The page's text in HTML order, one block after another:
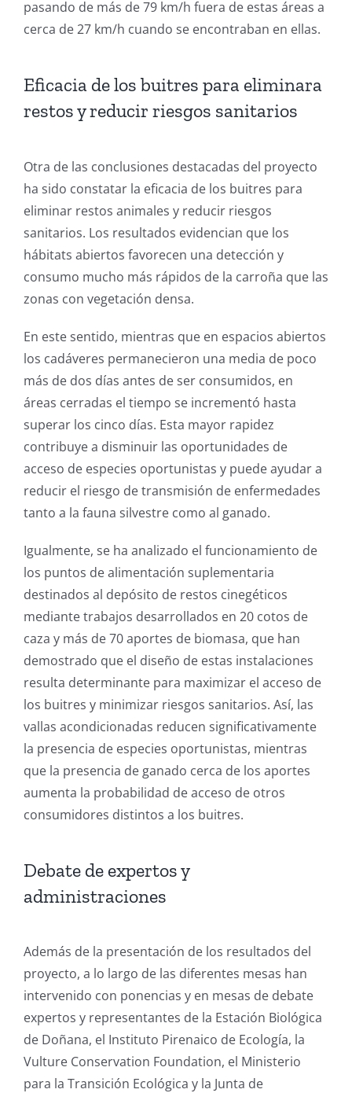
pasando de más de 79 km/h fuera de estas áreas a
cerca de 27 km/h cuando se encontraban en ellas.
Eficacia de los buitres para eliminara
restos y reducir riesgos sanitarios
Otra de las conclusiones destacadas del proyecto
ha sido constatar la eficacia de los buitres para
eliminar restos animales y reducir riesgos
sanitarios. Los resultados evidencian que los
hábitats abiertos favorecen una detección y
consumo mucho más rápidos de la carroña que las
zonas con vegetación densa.
En este sentido, mientras que en espacios abiertos
los cadáveres permanecieron una media de poco
más de dos días antes de ser consumidos, en
áreas cerradas el tiempo se incrementó hasta
superar los cinco días. Esta mayor rapidez
contribuye a disminuir las oportunidades de
acceso de especies oportunistas y puede ayudar a
reducir el riesgo de transmisión de enfermedades
tanto a la fauna silvestre como al ganado.
Igualmente, se ha analizado el funcionamiento de
los puntos de alimentación suplementaria
destinados al depósito de restos cinegéticos
mediante trabajos desarrollados en 20 cotos de
caza y más de 70 aportes de biomasa, que han
demostrado que el diseño de estas instalaciones
resulta determinante para maximizar el acceso de
los buitres y minimizar riesgos sanitarios. Así, las
vallas acondicionadas reducen significativamente
la presencia de especies oportunistas, mientras
que la presencia de ganado cerca de los aportes
aumenta la probabilidad de acceso de otros
consumidores distintos a los buitres.
Debate de expertos y
administraciones
Además de la presentación de los resultados del
proyecto, a lo largo de las diferentes mesas han
intervenido con ponencias y en mesas de debate
expertos y representantes de la Estación Biológica
de Doñana, el Instituto Pirenaico de Ecología, la
Vulture Conservation Foundation, el Ministerio
para la Transición Ecológica y la Junta de